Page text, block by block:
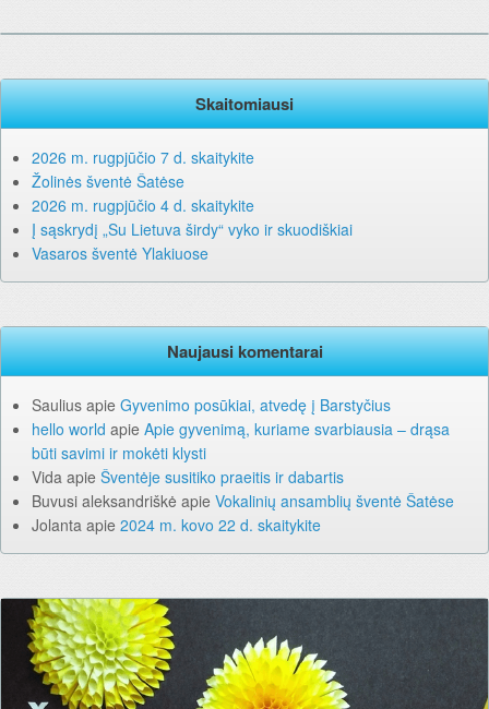
Skaitomiausi
2026 m. rugpjūčio 7 d. skaitykite
Žolinės šventė Šatėse
2026 m. rugpjūčio 4 d. skaitykite
Į sąskrydį „Su Lietuva širdy“ vyko ir skuodiškiai
Vasaros šventė Ylakiuose
Naujausi komentarai
Saulius apie Gyvenimo posūkiai, atvedę į Barstyčius
hello world apie Apie gyvenimą, kuriame svarbiausia – drąsa
būti savimi ir mokėti klysti
Vida apie Šventėje susitiko praeitis ir dabartis
Buvusi aleksandriškė apie Vokalinių ansamblių šventė Šatėse
Jolanta apie 2024 m. kovo 22 d. skaitykite